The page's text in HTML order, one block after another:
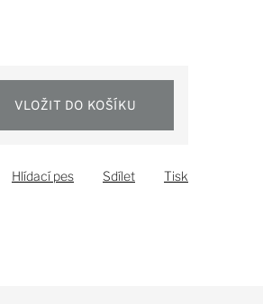
VLOŽIT DO KOŠÍKU
Tisk
Hlídací pes Sdílet